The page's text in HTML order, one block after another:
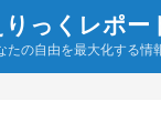
りっくレポー
たの自由を最大化する情